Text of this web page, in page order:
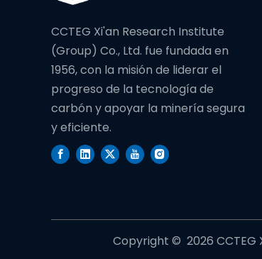
CCTEG Xi'an Research Institute
(Group) Co., Ltd. fue fundada en
1956, con la misión de liderar el
progreso de la tecnología de
carbón y apoyar la minería segura
y eficiente.
Copyright © ️ 2026